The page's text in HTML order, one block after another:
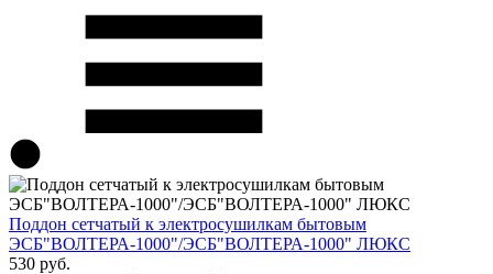
Поддон сетчатый к электросушилкам бытовым
ЭСБ"ВОЛТЕРА-1000"/ЭСБ"ВОЛТЕРА-1000" ЛЮКС
530 руб.